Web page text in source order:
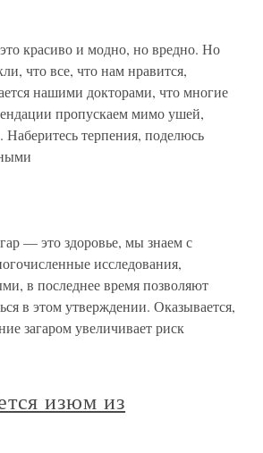
красиво и модно, но вредно. Но
что все, что нам нравится,
нашими докторами, что многие
пропускаем мимо ушей,
Наберитесь терпения, поделюсь
— это здоровье, мы знаем с
исследования,
в последнее время позволяют
в этом утверждении. Оказывается,
загаром увеличивает риск
изюм из